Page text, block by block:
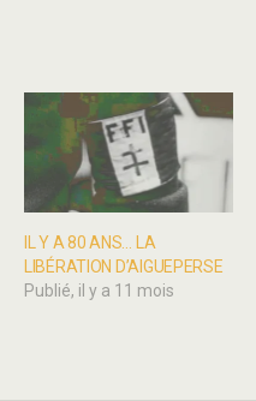
IL Y A 80 ANS… LA
LIBÉRATION D’AIGUEPERSE
Publié, il y a 11 mois